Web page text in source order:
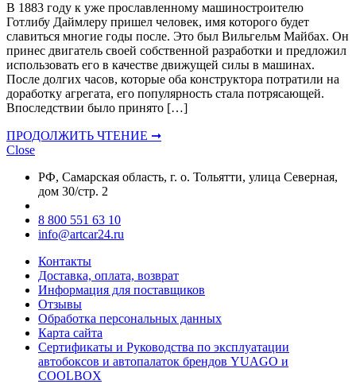
В 1883 году к уже прославленному машиностроителю
Готлибу Даймлеру пришел человек, имя которого будет
славиться многие годы после. Это был Вильгельм Майбах. Он
принес двигатель своей собственной разработки и предложил
использовать его в качестве движущей силы в машинах.
После долгих часов, которые оба конструктора потратили на
доработку агрегата, его популярность стала потрясающей.
Впоследствии было принято […]
ПРОДОЛЖИТЬ ЧТЕНИЕ ➞
Close
РФ, Самарская область, г. о. Тольятти, улица Северная,
дом 30/стр. 2
8 800 551 63 10
info@artcar24.ru
Контакты
Доставка, оплата, возврат
Информация для поставщиков
Отзывы
Обработка персональных данных
Карта сайта
Сертификаты и Руководства по эксплуатации
автобоксов и автопалаток брендов YUAGO и
COOLBOX